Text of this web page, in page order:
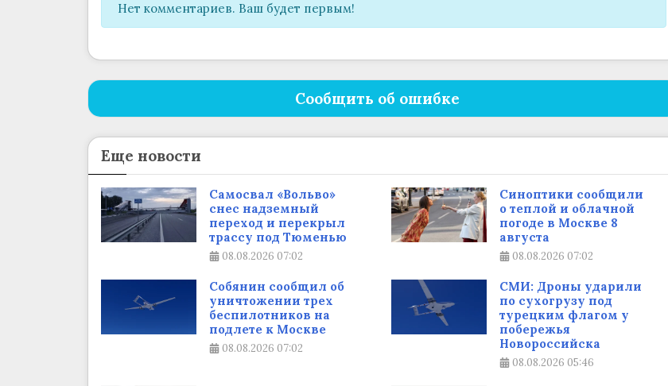
Нет комментариев. Ваш будет первым!
Сообщить об ошибке
Еще новости
Самосвал «Вольво»
снес надземный
переход и перекрыл
трассу под Тюменью
08.08.2026 07:02
Синоптики сообщили
о теплой и облачной
погоде в Москве 8
августа
08.08.2026 07:02
Собянин сообщил об
уничтожении трех
беспилотников на
подлете к Москве
08.08.2026 07:02
СМИ: Дроны ударили
по сухогрузу под
турецким флагом у
побережья
Новороссийска
08.08.2026 05:46